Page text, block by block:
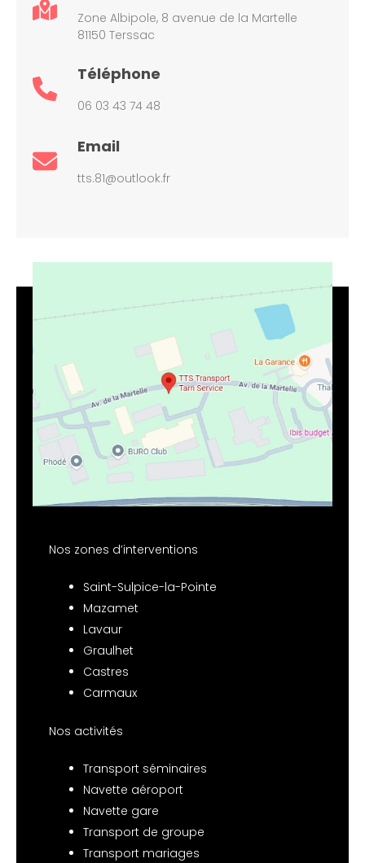
Zone Albipole, 8 avenue de la Martelle
81150 Terssac
Téléphone
06 03 43 74 48
Email
tts.81@outlook.fr
Nos zones d’interventions
Saint-Sulpice-la-Pointe
Mazamet
Lavaur
Graulhet
Castres
Carmaux
Nos activités
Transport séminaires
Navette aéroport
Navette gare
Transport de groupe
Transport mariages